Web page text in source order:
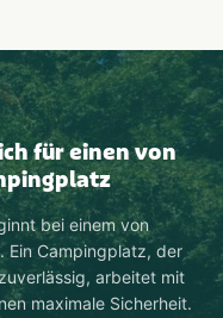
für einen von
bei einem von
Ein Campingplatz, der
arbeitet mit
maximale Sicherheit.